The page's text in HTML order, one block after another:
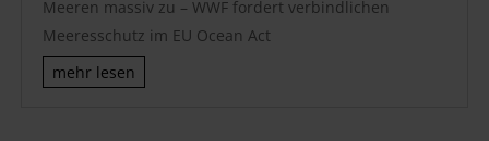
Meeren massiv zu – WWF fordert verbindlichen
Meeresschutz im EU Ocean Act
mehr lesen